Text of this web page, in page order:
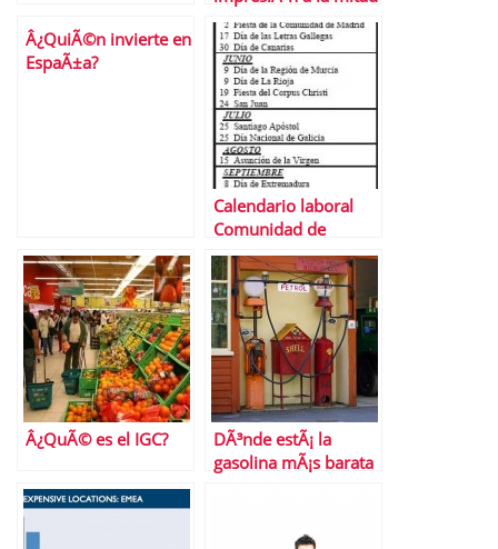
pero con calidad
profesional ahora es
posible
Â¿QuiÃ©n invierte en
EspaÃ±a?
Calendario laboral
Comunidad de
Madrid 2014
Â¿QuÃ© es el IGC?
DÃ³nde estÃ¡ la
gasolina mÃ¡s barata